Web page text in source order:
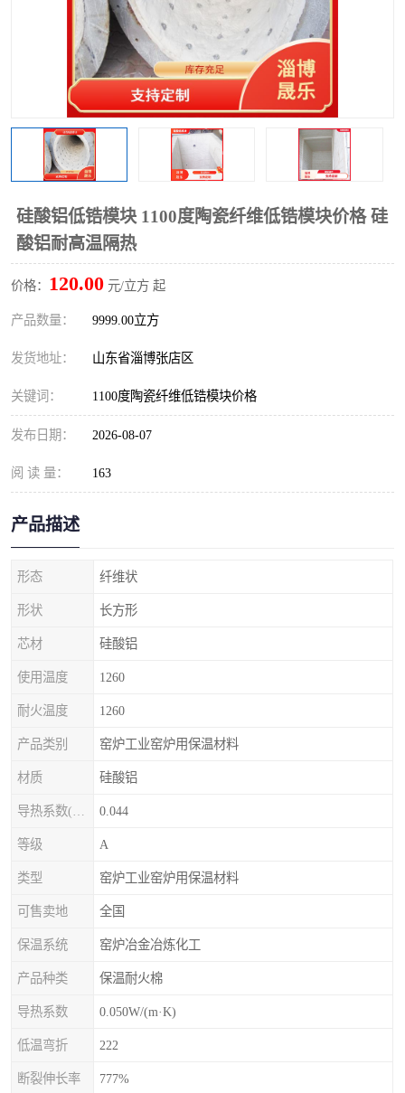
硅酸铝低锆模块 1100度陶瓷纤维低锆模块价格 硅
酸铝耐高温隔热
价格： 120.00 元/立方 起
产品数量： 9999.00立方
发货地址： 山东省淄博张店区
关键词： 1100度陶瓷纤维低锆模块价格
发布日期： 2026-08-07
阅 读 量： 163
产品描述
形态 纤维状
形状 长方形
芯材 硅酸铝
使用温度 1260
耐火温度 1260
产品类别 窑炉工业窑炉用保温材料
材质 硅酸铝
0.044
等级 A
类型 窑炉工业窑炉用保温材料
可售卖地 全国
保温系统 窑炉冶金冶炼化工
产品种类 保温耐火棉
导热系数 0.050W/(m·K)
低温弯折 222
断裂伸长率 777%